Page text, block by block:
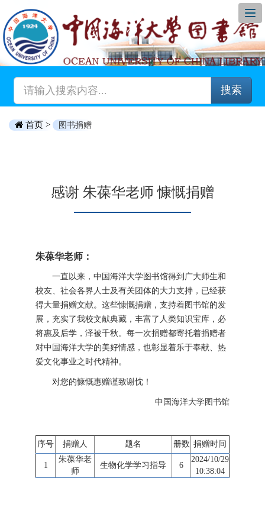
搜索
首页 > 图书捐赠
感谢 朱葆华老师 慷慨捐赠
朱葆华老师：
一直以来，中国海洋大学图书馆得到广大师生和
校友、社会各界人士及有关团体的大力支持，已经获
得大量捐赠文献。这些慷慨捐赠，支持着图书馆的发
展，充实了我校文献典藏，丰富了人类知识宝库，必
将惠及后学，泽被千秋。每一次捐赠都寄托着捐赠者
对中国海洋大学的美好情感，也彰显着乐于奉献、热
爱文化事业之时代精神。
对您的慷慨惠赠谨致谢忱！
中国海洋大学图书馆
序号 捐赠人 题名 册数 捐赠时间
1
朱葆华老
师
生物化学学习指导 6
2024/10/29
10:38:04